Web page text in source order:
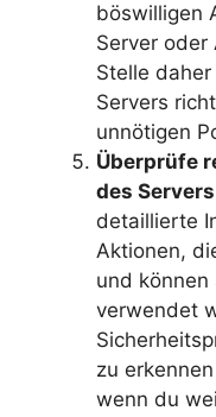
böswilligen
Server
Stelle
Servers
unnötigen
Überprüfe
des Servers
detaillierte
Aktionen,
und können
verwendet
zu
wenn du